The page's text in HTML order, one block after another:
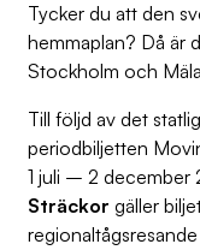
Tycker du att den
hemmaplan? Då är
Stockholm och
Till följd av det
periodbiljetten
1 juli – 2 december
Sträckor gäller